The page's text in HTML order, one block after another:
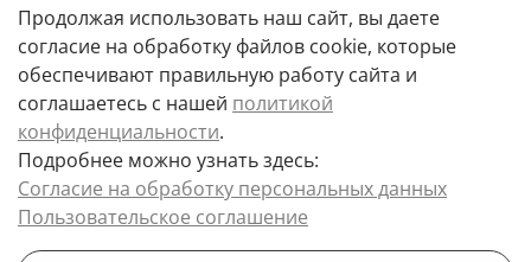
Пользовательское соглашение
Цены товаров и их количество, а так же комплектация и цвета носят
информационный характер.
Точную стоимость и наличие товара, уточняйте у менеджера.
Продолжая использовать наш сайт, вы даете
согласие на обработку файлов cookie, которые
обеспечивают правильную работу сайта и
соглашаетесь с нашей политикой
конфиденциальности.
Подробнее можно узнать здесь:
Согласие на обработку персональных данных
Пользовательское соглашение